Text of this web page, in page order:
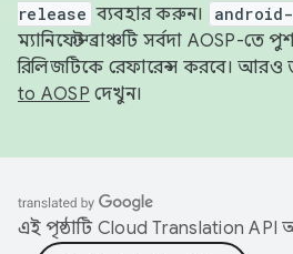
release ব্যবহার করুন।
ম্যানিফেস্ট ব্রাঞ্চটি সর্বদা AOSP-তে
রিলিজটিকে রেফারেন্স করবে। আরও
to AOSP দেখুন।
এই পৃষ্ঠাটি Cloud Translation API